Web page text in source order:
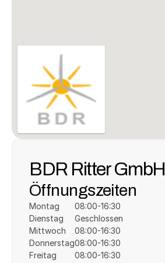
BDR Ritter GmbH
Öffnungszeiten
Montag
Dienstag
Mittwoch
Donnerstag
Freitag
08:00-16:30
Geschlossen
08:00-16:30
08:00-16:30
08:00-16:30